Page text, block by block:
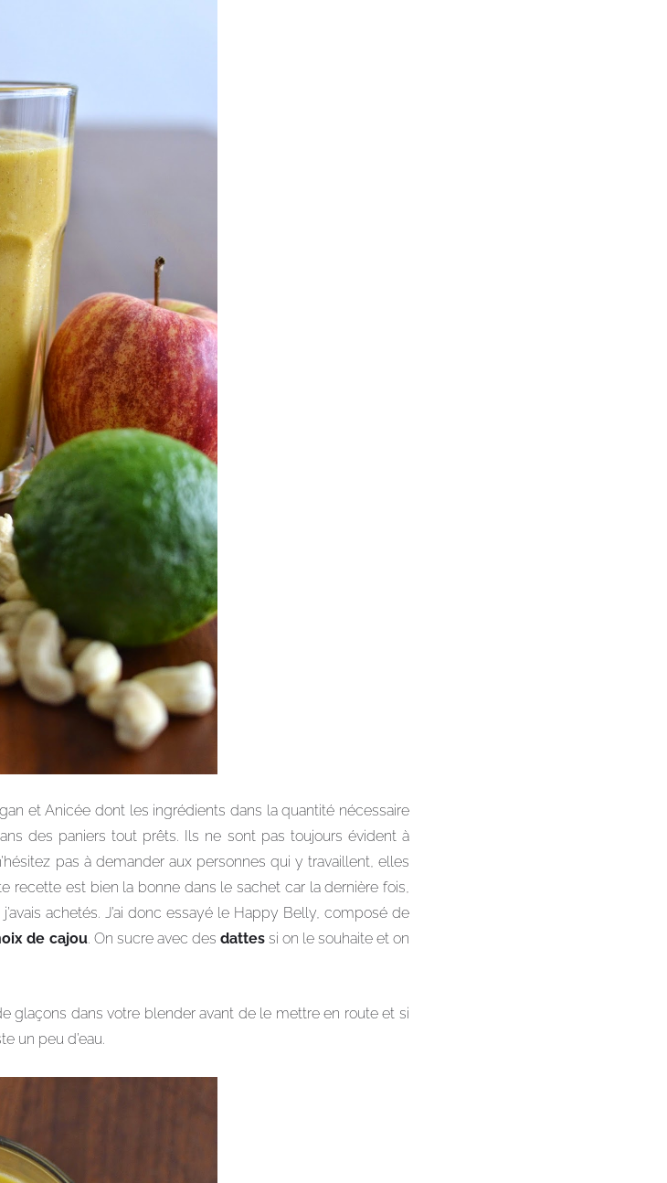
et Anicée dont les ingrédients dans la quantité nécessaire
des paniers tout prêts. Ils ne sont pas toujours évident à
pas à demander aux personnes qui y travaillent, elles
recette est bien la bonne dans le sachet car la dernière fois,
achetés. J’ai donc essayé le Happy Belly, composé de
de cajou. On sucre avec des dattessi on le souhaite et on
glaçons dans votre blender avant de le mettre en route et si
un peu d’eau.